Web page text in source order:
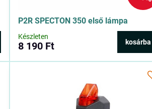
P2R SPECTON 350 első lámpa
Készleten
8 190 Ft kosárba